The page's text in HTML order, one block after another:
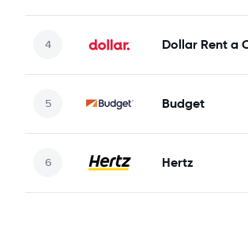
Dollar Rent a
Budget
Hertz